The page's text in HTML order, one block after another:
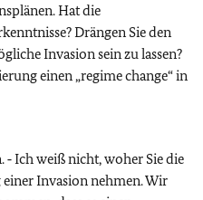
Hat die
Drängen Sie den
Invasion sein zu lassen?
einen „regime change“ in
Ich weiß nicht, woher Sie die
Invasion nehmen. Wir